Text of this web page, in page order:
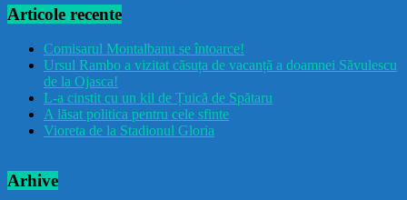
Articole recente
Comisarul Montalbanu se întoarce!
Ursul Rambo a vizitat căsuța de vacanță a doamnei Săvulescu
de la Ojasca!
L-a cinstit cu un kil de Țuică de Spătaru
A lăsat politica pentru cele sfinte
Vioreta de la Stadionul Gloria
Arhive